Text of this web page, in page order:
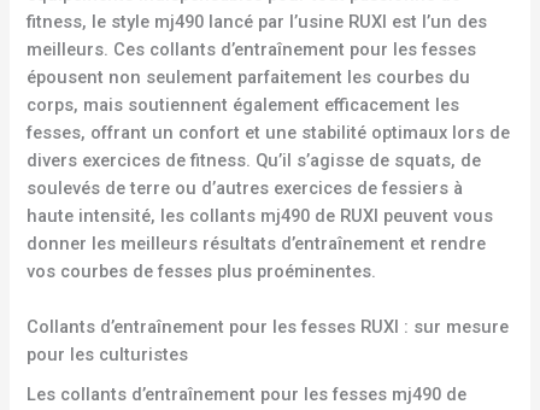
fitness, le style mj490 lancé par l’usine RUXI est l’un des
meilleurs. Ces collants d’entraînement pour les fesses
épousent non seulement parfaitement les courbes du
corps, mais soutiennent également efficacement les
fesses, offrant un confort et une stabilité optimaux lors de
divers exercices de fitness. Qu’il s’agisse de squats, de
soulevés de terre ou d’autres exercices de fessiers à
haute intensité, les collants mj490 de RUXI peuvent vous
donner les meilleurs résultats d’entraînement et rendre
vos courbes de fesses plus proéminentes.
Collants d’entraînement pour les fesses RUXI : sur mesure
pour les culturistes
Les collants d’entraînement pour les fesses mj490 de